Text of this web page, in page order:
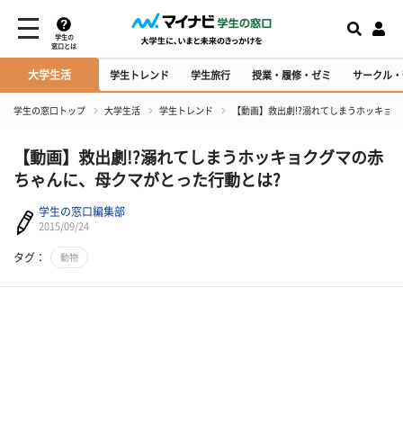
学生の
窓口とは
大学生活 学生トレンド 学生旅行 授業・履修・ゼミ サークル
学生の窓口トップ 大学生活 学生トレンド 【動画】救出劇!?溺れてしまうホッキョ
【動画】救出劇!?溺れてしまうホッキョクグマの赤
ちゃんに、母クマがとった行動とは?
学生の窓口編集部
2015/09/24
タグ： 動物